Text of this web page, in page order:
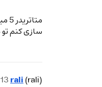
سازی کنم تو متا تریدر 5 همه کارهام انجام میدم یکی از دلایلش سرعت آپلود با
rali(rali)
13